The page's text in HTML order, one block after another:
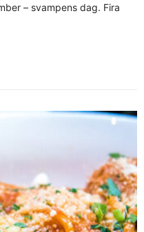
– svampens dag. Fira